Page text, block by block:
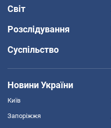
Світ
Розслідування
Суспільство
Новини України
Київ
Запоріжжя